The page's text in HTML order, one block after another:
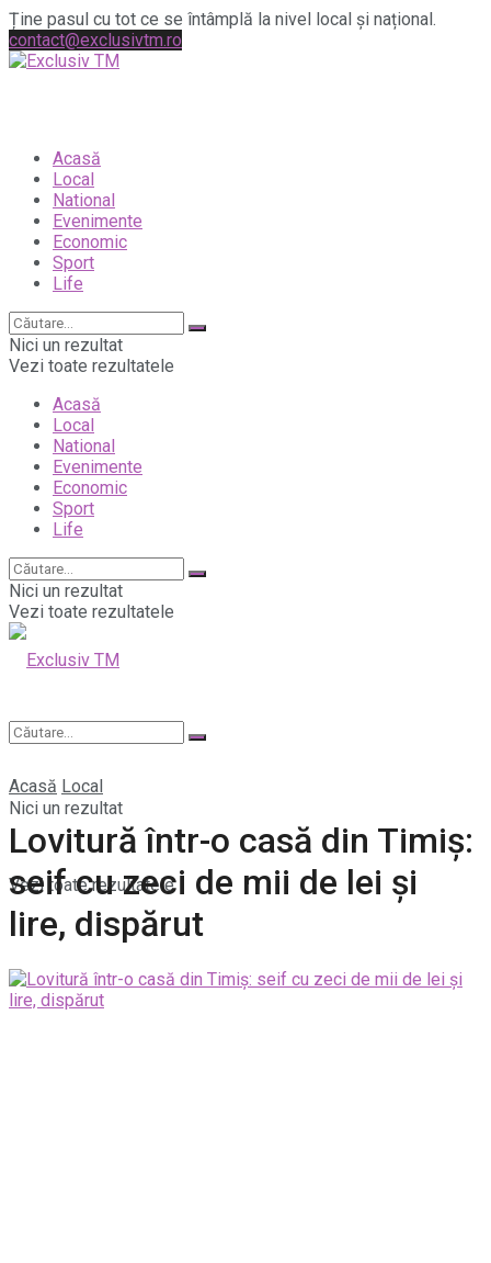
Ține pasul cu tot ce se întâmplă la nivel local și național.
contact@exclusivtm.ro
Acasă
Local
National
Evenimente
Economic
Sport
Life
Nici un rezultat
Vezi toate rezultatele
Acasă
Local
National
Evenimente
Economic
Sport
Life
Nici un rezultat
Vezi toate rezultatele
Nici un rezultat
Vezi toate rezultatele
Acasă Local
Lovitură într-o casă din Timiș:
seif cu zeci de mii de lei și
lire, dispărut